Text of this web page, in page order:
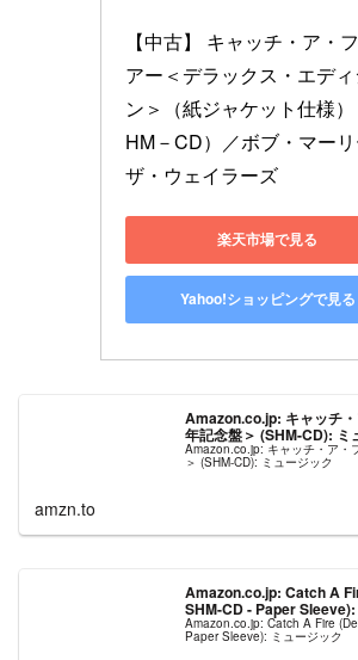
【中古】 キャッチ・ア・
アー＜デラックス・エディ
ン＞（紙ジャケット仕様
HM－CD）／ボブ・マーリ
ザ・ウェイラーズ
楽天市場で見る
Yahoo!ショッピングで見る
Amazon.co.jp: キャッチ
年記念盤＞ (SHM-CD): ミ
Amazon.co.jp: キャッチ・ア・
＞ (SHM-CD): ミュージック
amzn.to
Amazon.co.jp: Catch A
SHM-CD - Paper Sleeve):
Amazon.co.jp: Catch A Fire
Paper Sleeve): ミュージック